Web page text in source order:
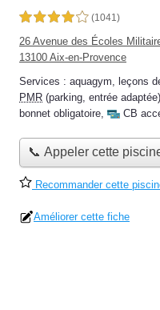
4,0 étoiles sur 5 (1041)
26 Avenue des Écoles
13100 Aix-en-Provence
Services : aquagym, leçons
PMR (parking, entrée adaptée)
bonnet obligatoire, CB
📞 Appeler cette
Recommander cette
Améliorer cette fiche